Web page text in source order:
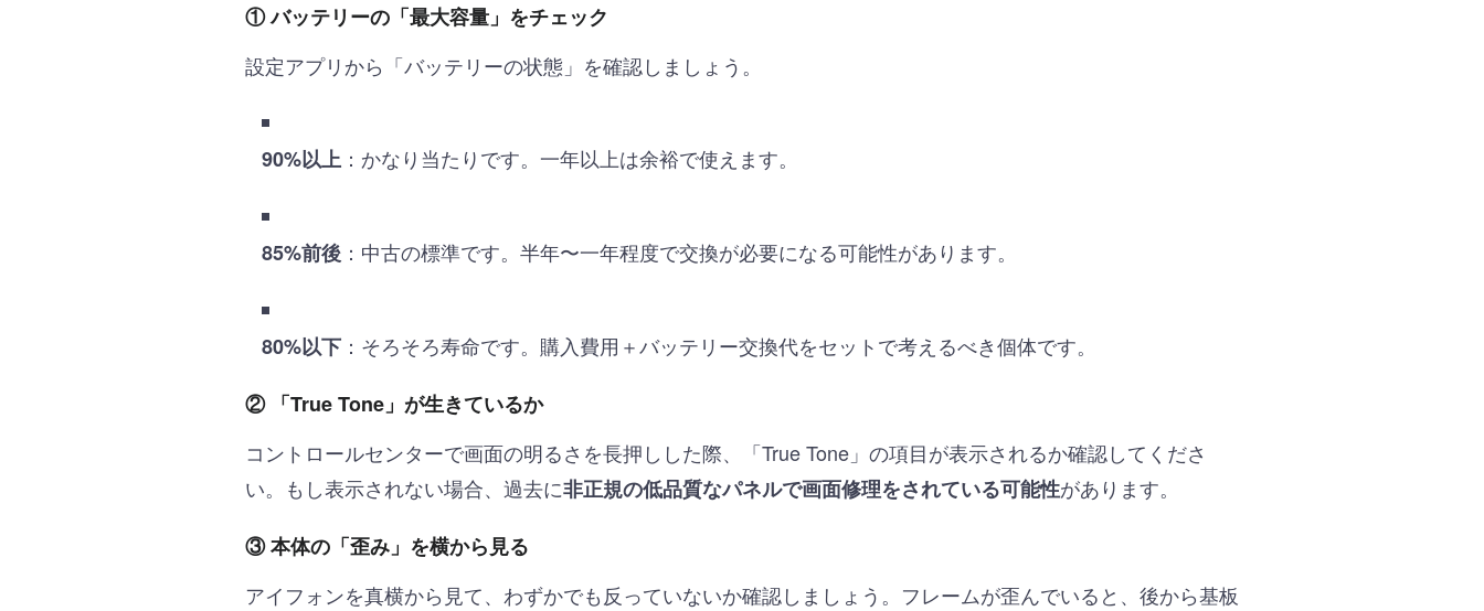
① バッテリーの「最大容量」をチェック
設定アプリから「バッテリーの状態」を確認しましょう。
90%以上 ：かなり当たりです。一年以上は余裕で使えます。
85%前後 ：中古の標準です。半年〜一年程度で交換が必要になる可能性があります。
80%以下 ：そろそろ寿命です。購入費用＋バッテリー交換代をセットで考えるべき個体です。
② 「True Tone」が生きているか
コントロールセンターで画面の明るさを長押しした際、「True Tone」の項目が表示されるか確認してくださ
い。もし表示されない場合、過去に非正規の低品質なパネルで画面修理をされている可能性があります。
③ 本体の「歪み」を横から見る
アイフォンを真横から見て、わずかでも反っていないか確認しましょう。フレームが歪んでいると、後から基板